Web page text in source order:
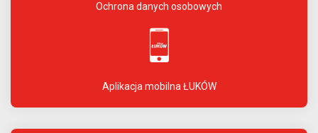
Ochrona danych osobowych
Aplikacja mobilna ŁUKÓW